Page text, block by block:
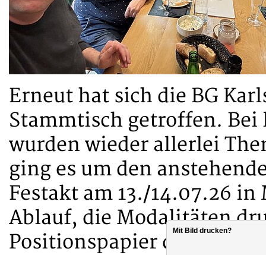
Erneut hat sich die BG
Stammtisch getroffen. Bei
wurden wieder allerlei
ging es um den
Festakt am 13./14.07.26
Ablauf, die Modalitäten
Positionspapier diskutiert.
Mit Bild drucken?